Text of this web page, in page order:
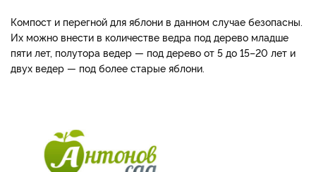
Компост и перегной для яблони в данном случае безопасны.
Их можно внести в количестве ведра под дерево младше
пяти лет, полутора ведер — под дерево от 5 до 15–20 лет и
двух ведер — под более старые яблони.